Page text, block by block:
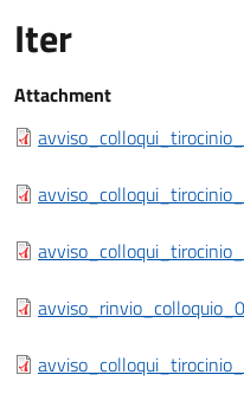
Iter
Iter
Attachment